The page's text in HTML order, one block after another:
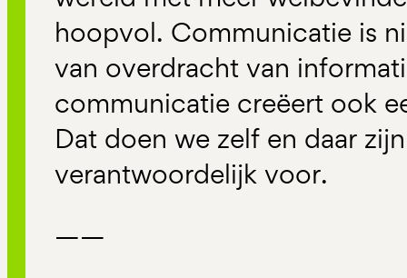
hoopvol. Communicatie is
van overdracht van
communicatie creëert ook
Dat doen we zelf en daar
verantwoordelijk voor.
——